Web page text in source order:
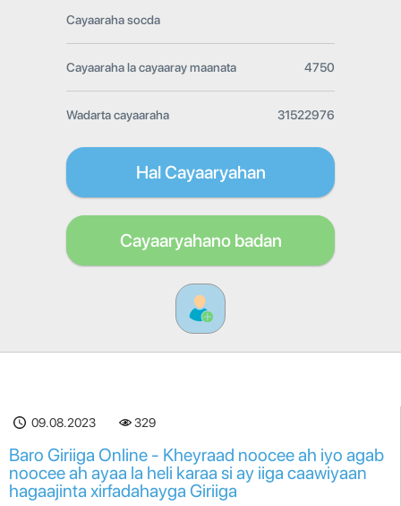
Cayaaraha socda
Cayaaraha la cayaaray maanata 4750
Wadarta cayaaraha 31522976
Hal Cayaaryahan
Cayaaryahano badan
09.08.2023 329
Baro Giriiga Online - Kheyraad noocee ah iyo agab
noocee ah ayaa la heli karaa si ay iiga caawiyaan
hagaajinta xirfadahayga Giriiga